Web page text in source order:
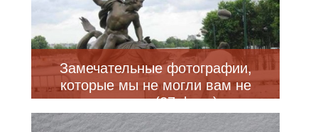
Замечательные фотографии,
которые мы не могли вам не
показать (27 фото)